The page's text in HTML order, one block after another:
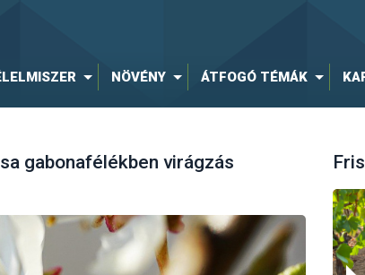
NÖVÉNY ÁTFOGÓ TÉMÁK
gabonafélékben virágzás